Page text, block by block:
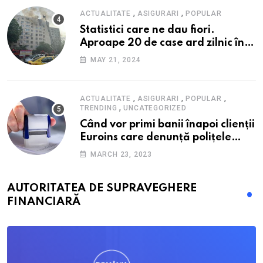
ACTUALITATE , ASIGURARI ,POPULAR
Statistici care ne dau fiori.
Aproape 20 de case ard zilnic în
România, iar pagubele au
nici 40 de lei pe lună
MAY 21, 2024
ACTUALITATE , ASIGURARI ,POPULAR ,
TRENDING ,UNCATEGORIZED
Când vor primi banii înapoi clienții
Euroins care denunță polițele
RCA? Toți pașii și toate termenele
MARCH 23, 2023
AUTORITATEA DE SUPRAVEGHERE
FINANCIARĂ